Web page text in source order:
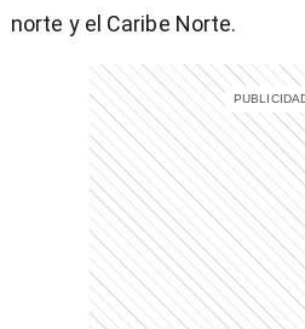
norte y el Caribe Norte.